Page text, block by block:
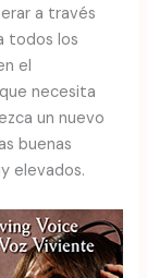
a través
todos los
el
necesita
un nuevo
buenas
elevados.